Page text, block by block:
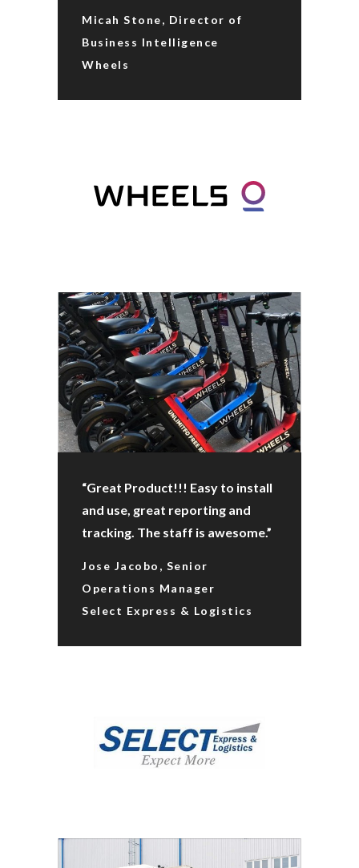
Micah Stone, Director of
Business Intelligence
Wheels
“Great Product!!! Easy to install
and use, great reporting and
tracking. The staff is awesome.”
Jose Jacobo, Senior
Operations Manager
Select Express & Logistics